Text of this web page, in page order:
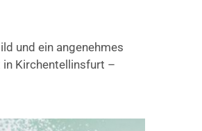
und ein angenehmes
in Kirchentellinsfurt –